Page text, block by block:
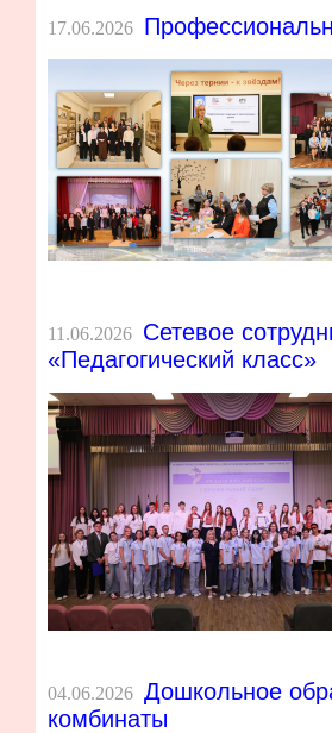
17.06.2026
11.06.2026 Сетевое
«Педагогический класс»
04.06.2026 Дошкольное
комбинаты